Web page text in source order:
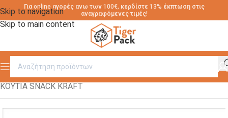
Skip to navigation
Skip to main content
Για online αγορές ανω των 100€, κερδίστε 13% έκπτωση στις
αναγραφόμενες τιμές!
Αρχική σελίδα / ΚΟΥΤΙΑ ΦΑΓΗΤΟΥ ΧΑΡΤΙΝΑ KRAFT
ΚΟΥΤΙΑ SNACK KRAFT